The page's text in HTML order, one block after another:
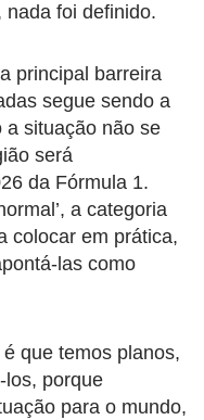
nada foi definido.
principal barreira
segue sendo a
a situação não se
será
da Fórmula 1.
a categoria
colocar em prática,
las como
que temos planos,
los, porque
para o mundo,